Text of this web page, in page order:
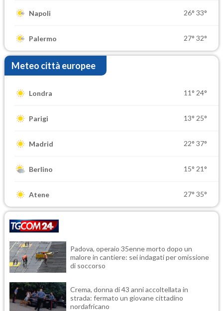
Napoli 26° 33°
Palermo 27° 32°
Meteo città europee
Londra 11° 24°
Parigi 13° 25°
Madrid 22° 37°
Berlino 15° 21°
Atene 27° 35°
Padova, operaio 35enne morto dopo un
malore in cantiere: sei indagati per omissione
di soccorso
Crema, donna di 43 anni accoltellata in
strada: fermato un giovane cittadino
nordafricano